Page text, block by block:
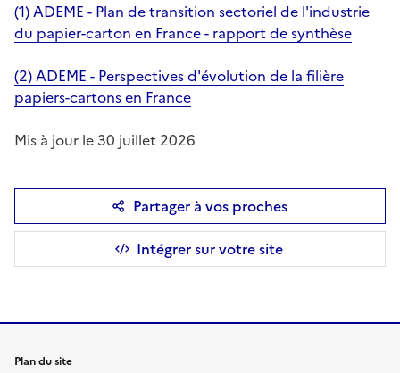
(1) ADEME - Plan de transition sectoriel de l'industrie
du papier-carton en France - rapport de synthèse
(2) ADEME - Perspectives d'évolution de la filière
papiers-cartons en France
Mis à jour le 30 juillet 2026
Partager à vos proches
Intégrer sur votre site
Plan du site